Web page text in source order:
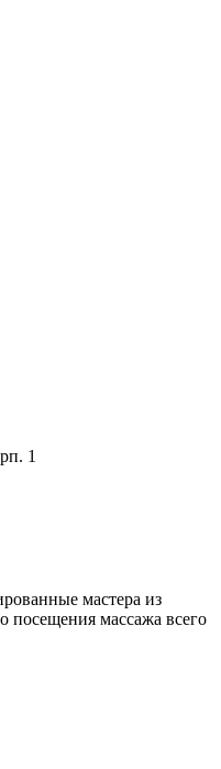
1
мастера из
посещения массажа всего